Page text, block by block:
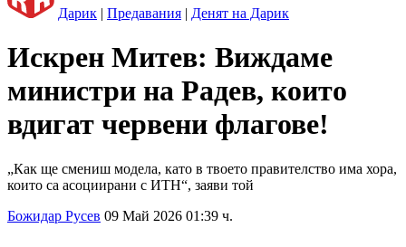
Дарик | Предавания | Денят на Дарик
Искрен Митев: Виждаме
министри на Радев, които
вдигат червени флагове!
„Как ще смениш модела, като в твоето правителство има хора,
които са асоциирани с ИТН“, заяви той
Божидар Русев 09 Май 2026 01:39 ч.